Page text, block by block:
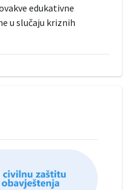
edukativne
u slučaju kriznih